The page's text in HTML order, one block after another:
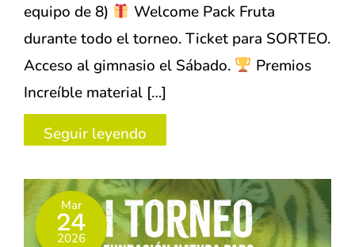
equipo de 8)
Welcome Pack Fruta
durante todo el torneo. Ticket para SORTEO.
Acceso al gimnasio el Sábado.
Premios
Increíble material […]
Gran
por
Equipos
Seguir leyendo
Mar
24
2026